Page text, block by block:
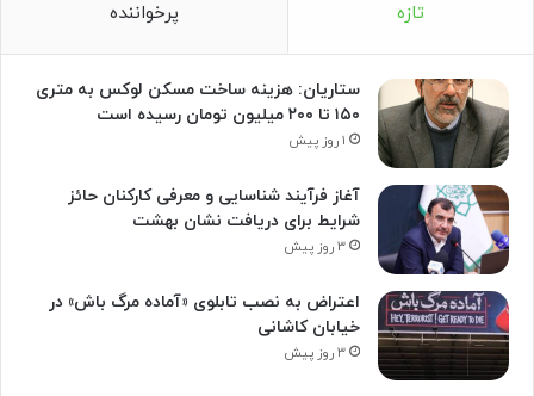
تازه پرخواننده
ستاریان: هزینه ساخت مسکن لوکس به متری
۱۵۰ تا ۲۰۰ میلیون تومان رسیده است
۱ روز پیش
آغاز فرآیند شناسایی و معرفی کارکنان حائز
شرایط برای دریافت نشان بهشت
۳ روز پیش
اعتراض به نصب تابلوی «آماده مرگ باش» در
خیابان کاشانی
۳ روز پیش